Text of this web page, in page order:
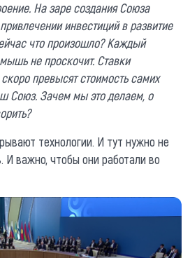
На заре создания Союза
инвестиций в развитие
что произошло? Каждый
не проскочит. Ставки
превысят стоимость самих
Союз. Зачем мы это делаем, о
технологии. И тут нужно не
И важно, чтобы они работали во